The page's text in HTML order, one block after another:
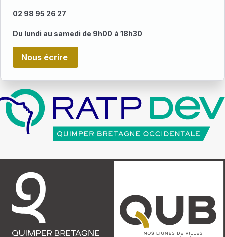
02 98 95 26 27
Du lundi au samedi de 9h00 à 18h30
Nous écrire